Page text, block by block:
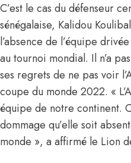
C’est le cas du défenseur
sénégalaise, Kalidou
l’absence de l’équipe
au tournoi mondial. Il n’a
ses regrets de ne pas voir
coupe du monde 2022. «
équipe de notre continent.
dommage qu’elle soit
monde », a affirmé le Lion